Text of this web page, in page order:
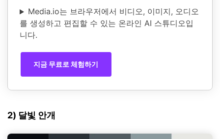
Media.io는 브라우저에서 비디오, 이미지, 오디오
를 생성하고 편집할 수 있는 온라인 AI 스튜디오입
니다.
지금 무료로 체험하기
2) 달빛 안개